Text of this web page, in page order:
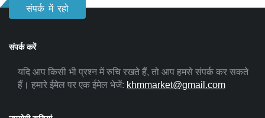
संपर्क में रहो
संपर्क करें
यदि आप किसी भी प्रश्न में रुचि रखते हैं, तो आप हमसे संपर्क कर सकते
हैं। हमारे ईमेल पर एक ईमेल भेजें: khmmarket@gmail.com